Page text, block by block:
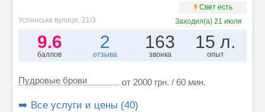
Свет есть
Успенська вулиця, 21/3
Заходил(а)21 июля
9.6
баллов
2
отзыва
163
звонка
15 л.
опыт
Пудровые брови от 2000 грн. / 60 мин.
➡️ Все услуги и цены (40)